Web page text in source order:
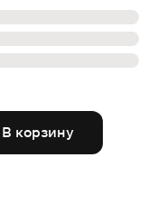
В корзину